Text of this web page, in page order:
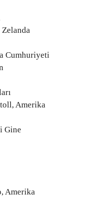
Cumhuriyeti
Amerika
Gine
Amerika